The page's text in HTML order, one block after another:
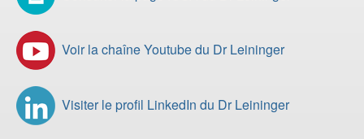
Voir la chaîne Youtube du Dr Leininger
Visiter le profil LinkedIn du Dr Leininger